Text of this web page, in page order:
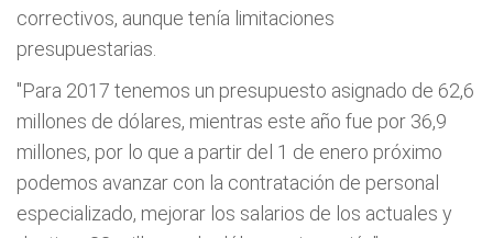
correctivos, aunque tenía limitaciones
presupuestarias.
"Para 2017 tenemos un presupuesto asignado de 62,6
millones de dólares, mientras este año fue por 36,9
millones, por lo que a partir del 1 de enero próximo
podemos avanzar con la contratación de personal
especializado, mejorar los salarios de los actuales y